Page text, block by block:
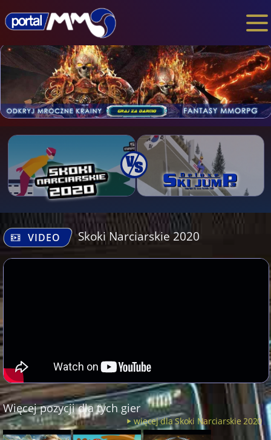
VIDEO Skoki Narciarskie 2020
Więcej pozycji dla tych gier
więcej dla Skoki Narciarskie 2020